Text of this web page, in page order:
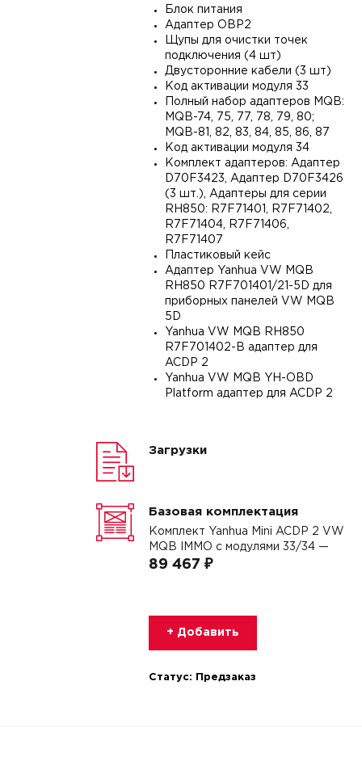
Блок питания
Адаптер OBP2
Щупы для очистки точек
подключения (4 шт)
Двусторонние кабели (3 шт)
Код активации модуля 33
Полный набор адаптеров MQB:
MQB-74, 75, 77, 78, 79, 80;
MQB-81, 82, 83, 84, 85, 86, 87
Код активации модуля 34
Комплект адаптеров: Адаптер
D70F3423, Адаптер D70F3426
(3 шт.), Адаптеры для серии
RH850: R7F71401, R7F71402,
R7F71404, R7F71406,
R7F71407
Пластиковый кейс
Адаптер Yanhua VW MQB
RH850 R7F701401/21-5D для
приборных панелей VW MQB
5D
Yanhua VW MQB RH850
R7F701402-B адаптер для
ACDP 2
Yanhua VW MQB YH-OBD
Platform адаптер для ACDP 2
Загрузки
Базовая комплектация
Комплект Yanhua Mini ACDP 2 VW
MQB IMMO с модулями 33/34 —
89 467 ₽
+ Добавить
Статус: Предзаказ